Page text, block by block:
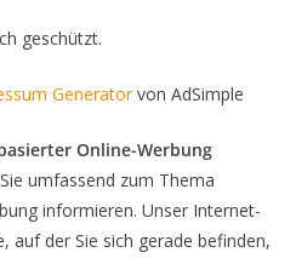
geschützt.
Generatorvon AdSimple
Online-Werbung
umfassend zum Thema
informieren. Unser Internet-
auf der Sie sich gerade befinden,